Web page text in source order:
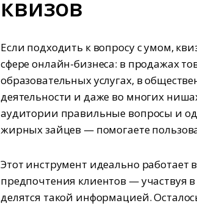
квизов‍
Если подходить к вопросу с умом,
сфере онлайн-бизнеса: в продажах
образовательных услугах, в
деятельности и даже во многих
аудитории правильные вопросы и
жирных зайцев — помогаете
Этот инструмент идеально
предпочтения клиентов — участвуя
делятся такой информацией.